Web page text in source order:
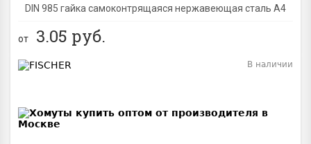
DIN 985 гайка самоконтрящаяся нержавеющая сталь A4
от 3.05 руб.
В наличии